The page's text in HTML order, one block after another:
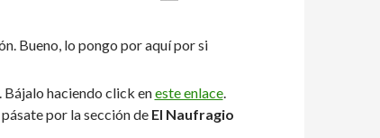
Bueno, lo pongo por aquí por si
Bájalo haciendo click eneste enlace.
por la sección de El Naufragio